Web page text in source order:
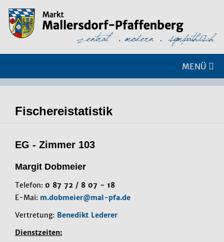
MENÜ
Fischereistatistik
EG - Zimmer 103
Margit Dobmeier
Telefon: 0 87 72 / 8 07 - 18
E-Mai: m.dobmeier@mal-pfa.de
Vertretung: Benedikt Lederer
Dienstzeiten: